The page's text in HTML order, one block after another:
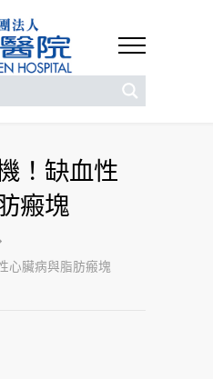
！缺血性
瘢塊
心臟病與脂肪瘢塊